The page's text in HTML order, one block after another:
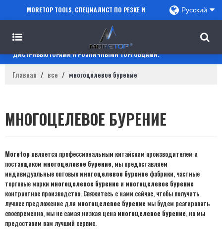
MORETOP TOOLS, СПЕЦИАЛИСТ ПО РЕЗКЕ И
СВЕРЛЕНИЮ, СОТРУДНИЧАЕТ С ПРОДАВЦАМИ
AMAZON, РЕГИОНАЛЬНЫМИ ОПТОВИКАМИ,
ДИСТРИБЬЮТОРАМИ И РОЗНИЧНЫМИ ТОРГОВЦАМИ.
Русский
Главная / все / многоцелевое бурение
МНОГОЦЕЛЕВОЕ БУРЕНИЕ
Moretop является профессиональным китайским производителем и
поставщиком многоцелевое бурение, мы предоставляем
индивидуальные оптовые многоцелевое бурение фабрики, частные
торговые марки многоцелевое бурение и многоцелевое бурение
контрактное производство. Свяжитесь с нами сейчас, чтобы получить
лучшее предложение для многоцелевое бурение мы будем реагировать
своевременно, мы не самая низкая цена многоцелевое бурение, но мы
предоставим вам лучший сервис.